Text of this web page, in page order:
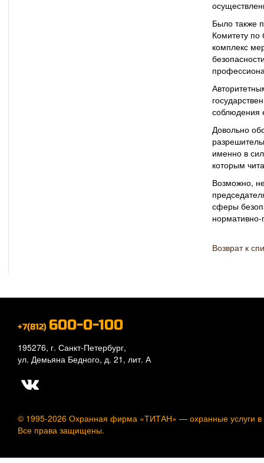
Было также
Комитету
комплекс
соблюдения
Довольно
именно в
которым
Возможно,
сферы
Возврат к
+7(812) 600-0-100
195276, г. Санкт-Петербург,
ул. Демьяна Бедного, д. 21, лит. А
© 1995-2026 Охранная фирма «ТИТАН» — охранные услуги
Все права защищены.